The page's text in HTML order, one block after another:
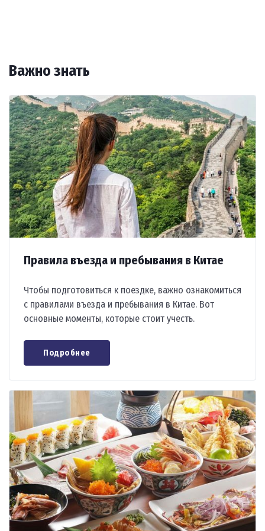
Важно знать
Правила въезда и пребывания в Китае
Чтобы подготовиться к поездке, важно ознакомиться
с правилами въезда и пребывания в Китае. Вот
основные моменты, которые стоит учесть.
Подробнее